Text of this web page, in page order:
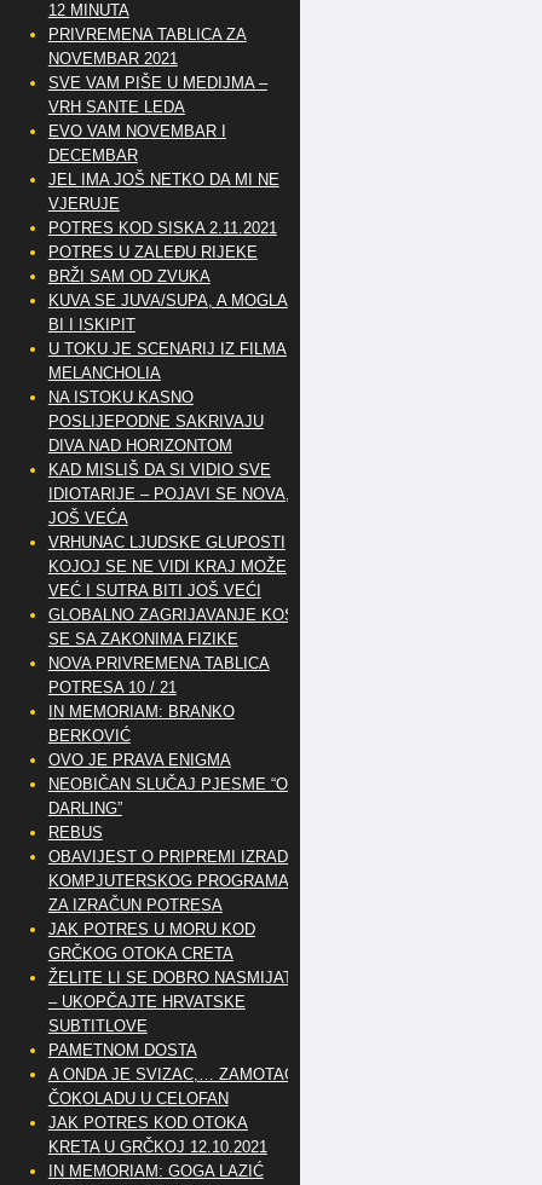
12 MINUTA
PRIVREMENA TABLICA ZA
NOVEMBAR 2021
SVE VAM PIŠE U MEDIJMA –
VRH SANTE LEDA
EVO VAM NOVEMBAR I
DECEMBAR
JEL IMA JOŠ NETKO DA MI NE
VJERUJE
POTRES KOD SISKA 2.11.2021
POTRES U ZALEĐU RIJEKE
BRŽI SAM OD ZVUKA
KUVA SE JUVA/SUPA, A MOGLA
BI I ISKIPIT
U TOKU JE SCENARIJ IZ FILMA
MELANCHOLIA
NA ISTOKU KASNO
POSLIJEPODNE SAKRIVAJU
DIVA NAD HORIZONTOM
KAD MISLIŠ DA SI VIDIO SVE
IDIOTARIJE – POJAVI SE NOVA,..
JOŠ VEĆA
VRHUNAC LJUDSKE GLUPOSTI
KOJOJ SE NE VIDI KRAJ MOŽE
VEĆ I SUTRA BITI JOŠ VEĆI
GLOBALNO ZAGRIJAVANJE KOSI
SE SA ZAKONIMA FIZIKE
NOVA PRIVREMENA TABLICA
POTRESA 10 / 21
IN MEMORIAM: BRANKO
BERKOVIĆ
OVO JE PRAVA ENIGMA
NEOBIČAN SLUČAJ PJESME “OH
DARLING”
REBUS
OBAVIJEST O PRIPREMI IZRADE
KOMPJUTERSKOG PROGRAMA
ZA IZRAČUN POTRESA
JAK POTRES U MORU KOD
GRČKOG OTOKA CRETA
ŽELITE LI SE DOBRO NASMIJATI
– UKOPČAJTE HRVATSKE
SUBTITLOVE
PAMETNOM DOSTA
A ONDA JE SVIZAC,… ZAMOTAO
ČOKOLADU U CELOFAN
JAK POTRES KOD OTOKA
KRETA U GRČKOJ 12.10.2021
IN MEMORIAM: GOGA LAZIĆ